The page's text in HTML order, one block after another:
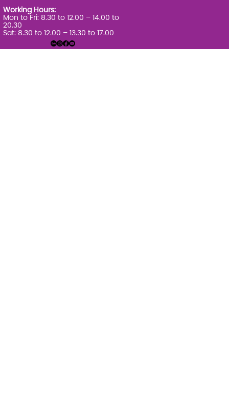
Working Hours:
Mon to Fri: 8.30 to 12.00 – 14.00 to
20.30
Sat: 8.30 to 12.00 – 13.30 to 17.00